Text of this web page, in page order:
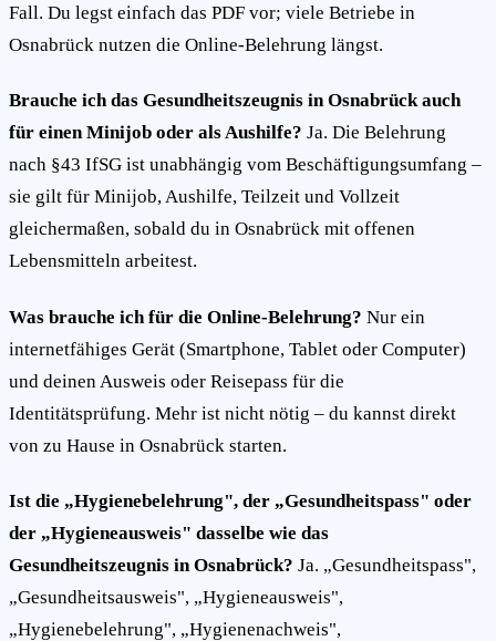
Fall. Du legst einfach das PDF vor; viele Betriebe in
Osnabrück nutzen die Online-Belehrung längst.
Brauche ich das Gesundheitszeugnis in Osnabrück auch
für einen Minijob oder als Aushilfe? Ja. Die Belehrung
nach §43 IfSG ist unabhängig vom Beschäftigungsumfang –
sie gilt für Minijob, Aushilfe, Teilzeit und Vollzeit
gleichermaßen, sobald du in Osnabrück mit offenen
Lebensmitteln arbeitest.
Was brauche ich für die Online-Belehrung? Nur ein
internetfähiges Gerät (Smartphone, Tablet oder Computer)
und deinen Ausweis oder Reisepass für die
Identitätsprüfung. Mehr ist nicht nötig – du kannst direkt
von zu Hause in Osnabrück starten.
Ist die „Hygienebelehrung", der „Gesundheitspass" oder
der „Hygieneausweis" dasselbe wie das
Gesundheitszeugnis in Osnabrück? Ja. „Gesundheitspass",
„Gesundheitsausweis", „Hygieneausweis",
„Hygienebelehrung", „Hygienenachweis",